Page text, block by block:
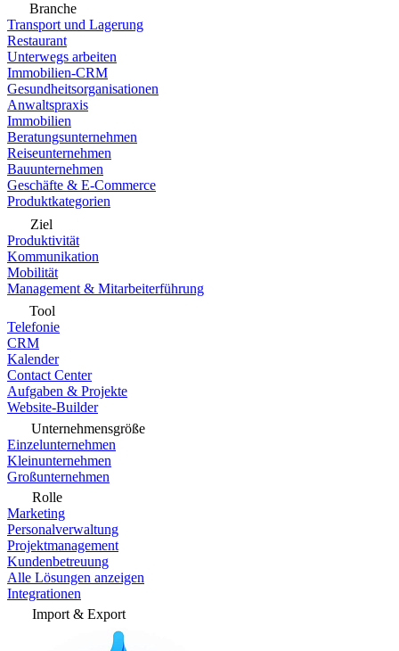
Branche
Transport und Lagerung
Restaurant
Unterwegs arbeiten
Immobilien-CRM
Gesundheitsorganisationen
Anwaltspraxis
Immobilien
Beratungsunternehmen
Reiseunternehmen
Bauunternehmen
Geschäfte & E-Commerce
Produktkategorien
Ziel
Produktivität
Kommunikation
Mobilität
Management & Mitarbeiterführung
Tool
Telefonie
CRM
Kalender
Contact Center
Aufgaben & Projekte
Website-Builder
Unternehmensgröße
Einzelunternehmen
Kleinunternehmen
Großunternehmen
Rolle
Marketing
Personalverwaltung
Projektmanagement
Kundenbetreuung
Alle Lösungen anzeigen
Integrationen
Import & Export